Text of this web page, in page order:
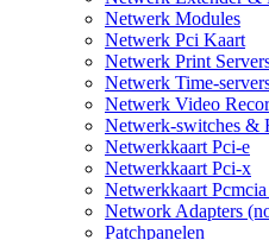
Netwerk Modules
Netwerk Pci Kaart
Netwerk Print
Netwerk Time-
Netwerk Video
Netwerk-switches &
Netwerkkaart Pci-e
Netwerkkaart Pci-x
Netwerkkaart
Network Adapters
Patchpanelen